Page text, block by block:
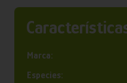
Marca:
Especies: